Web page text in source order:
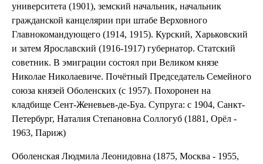
университета (1901), земский начальник, начальник
гражданской канцелярии при штабе Верховного
Главнокомандующего (1914, 1915). Курский, Харьковский
и затем Ярославский (1916-1917) губернатор. Статский
советник. В эмиграции состоял при Великом князе
Николае Николаевиче. Почётный Председатель Семейного
союза князей Оболенских (с 1957). Похоронен на
кладбище Сент-Женевьев-де-Буа. Супруга: с 1904, Санкт-
Петербург, Наталия Степановна Соллогуб (1881, Орёл -
1963, Париж)
Оболенская Людмила Леонидовна (1875, Москва - 1955,